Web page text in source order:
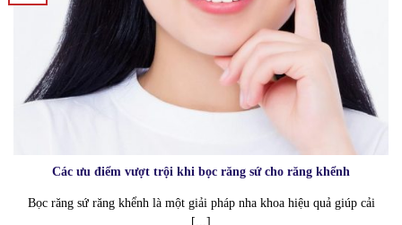
Các ưu điểm vượt trội khi bọc răng sứ cho răng khểnh
Bọc răng sứ răng khểnh là một giải pháp nha khoa hiệu quả giúp cải
[...]